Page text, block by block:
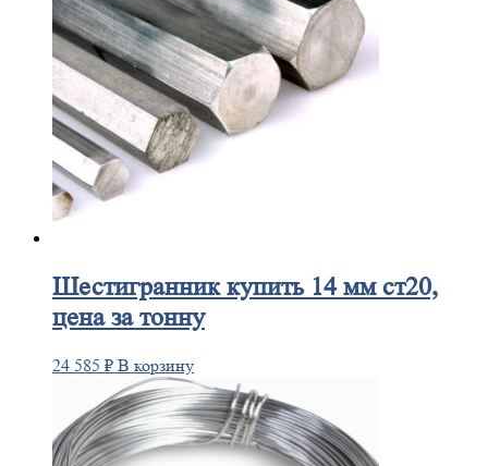
Шестигранниккупить 14 мм ст20,
цена за тонну
24 585 ₽ В корзину